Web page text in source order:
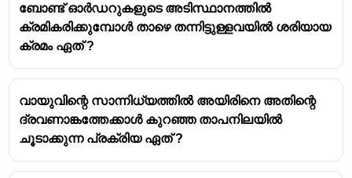
ബോണ്ട് ഓർഡറുകളുടെ അടിസ്ഥാനത്തിൽ
ക്രമികരിക്കുമ്പോൾ താഴെ തന്നിട്ടുള്ളവയിൽ ശരിയായ
ക്രമം ഏത് ?
വായുവിന്റെ സാന്നിധ്യത്തിൽ അയിരിനെ അതിന്റെ
ദ്രവണാങ്കത്തേക്കാൾ കുറഞ്ഞ താപനിലയിൽ
ചൂടാക്കുന്ന പ്രക്രിയ ഏത് ?